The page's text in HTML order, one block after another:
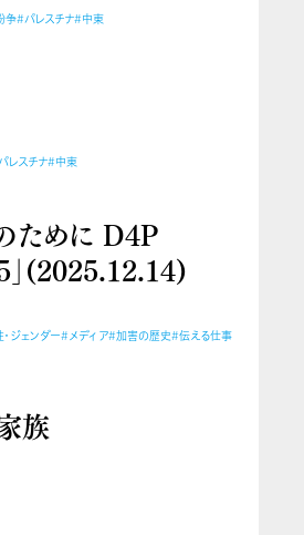
争#パレスチナ#中東
レスチナ#中東
ために D4P
(2025.12.14)
ジェンダー#メディア#加害の歴史#伝える仕事
族